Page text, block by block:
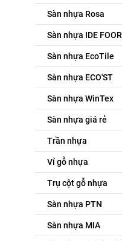
Sàn nhựa Rosa
Sàn nhựa IDE FOOR
Sàn nhựa EcoTile
Sàn nhựa ECO'ST
Sàn nhựa WinTex
Sàn nhựa giá rẻ
Trần nhựa
Vỉ gỗ nhựa
Trụ cột gỗ nhựa
Sàn nhựa PTN
Sàn nhựa MIA